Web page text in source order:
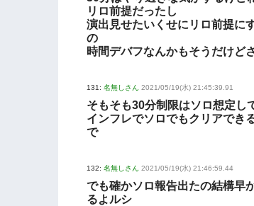
リロ前提だったし
演出見せたいくせにリロ前提に
の
時間デバフなんかもそうだけど
131: 名無しさん 2021/05/19(水) 21:45:39.91
そもそも30分制限はソロ想定し
インフレでソロでもクリアでき
で
132: 名無しさん 2021/05/19(水) 21:46:59.44
でも確かソロ報告出たの結構早
るよルシ